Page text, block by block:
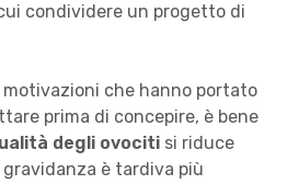
condividere un progetto di
che hanno portato
prima di concepire, è bene
degli ovocitisi riduce
è tardiva più